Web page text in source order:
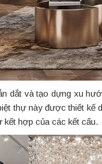
dắt và tạo dựng xu
thự này được thiết
hợp của các kết cấu.